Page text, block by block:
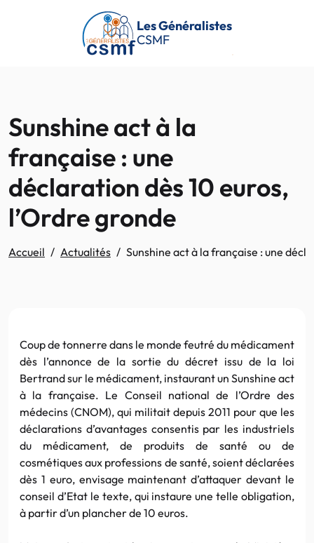
Passer au contenu principal
Les Généralistes
CSMF
Sunshine act à la
française : une
déclaration dès 10 euros,
l’Ordre gronde
Accueil Actualités Sunshine act à la française : une
Coup de tonnerre dans le monde feutré du médicament
dès l’annonce de la sortie du décret issu de la loi
Bertrandsur le médicament, instaurant un Sunshine act
à la française. Le Conseil national de l’Ordre des
médecins (CNOM), qui militait depuis 2011 pour que les
déclarations d’avantages consentis par les industriels
du médicament, de produits de santé ou de
cosmétiques aux professions de santé, soient déclarées
dès 1 euro, envisage maintenant d’attaquer devant le
conseil d’Etat le texte, qui instaure une telle obligation,
à partir d’un plancher de 10 euros.